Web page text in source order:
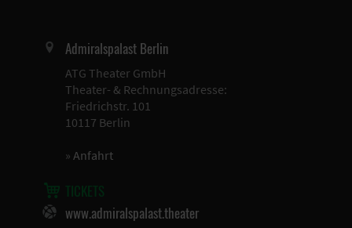
Admiralspalast Berlin
ATG Theater GmbH
Theater- & Rechnungsadresse:
Friedrichstr. 101
10117 Berlin
» Anfahrt
TICKETS
www.admiralspalast.theater